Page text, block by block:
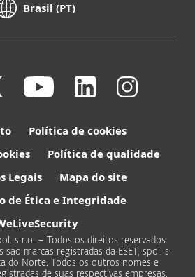
Brasil (PT)
Política de cookies
Política de qualidade
Legais
Mapa do site
de Ética e Integridade
s r.o. – Todos os direitos reservados.
são marcas registradas da ESET, spol. s
do Norte. Todos os outros nomes e
de suas respectivas empresas.